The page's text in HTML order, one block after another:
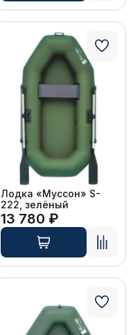
Лодка «Муссон» S-
222, зелёный
13 780 ₽